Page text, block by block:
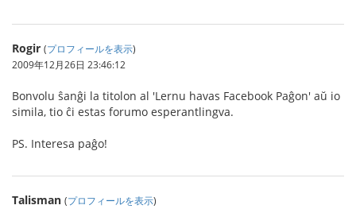
Rogir (プロフィールを表示)
2009年12月26日 23:46:12
Bonvolu ŝanĝi la titolon al 'Lernu havas Facebook Paĝon' aŭ io
simila, tio ĉi estas forumo esperantlingva.
PS. Interesa paĝo!
Talisman (プロフィールを表示)